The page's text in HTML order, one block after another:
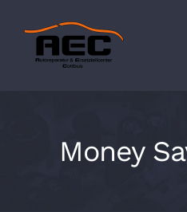
Inhalt
springen
Money